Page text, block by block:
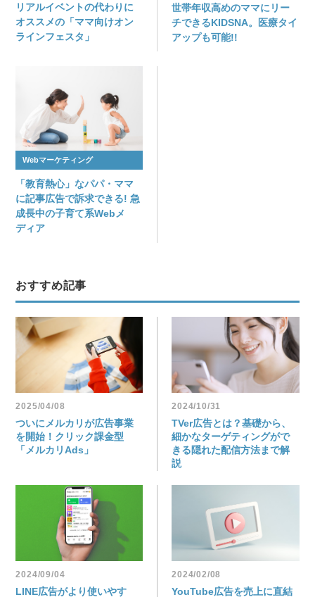
リアルイベントの代わりに
オススメの「ママ向けオン
ラインフェスタ」
世帯年収高めのママにリー
チできるKIDSNA。医療タイ
アップも可能!!
Webマーケティング
「教育熱心」なパパ・ママ
に記事広告で訴求できる! 急
成長中の子育て系Webメ
ディア
おすすめ記事
2025/04/08
ついにメルカリが広告事業
を開始！クリック課金型
「メルカリAds」
2024/10/31
TVer広告とは？基礎から、
細かなターゲティングがで
きる隠れた配信方法まで解
説
2024/09/04
LINE広告がより使いやす
2024/02/08
YouTube広告を売上に直結